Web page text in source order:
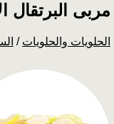
مربى البرتقال
/ الحلويات والحلويات